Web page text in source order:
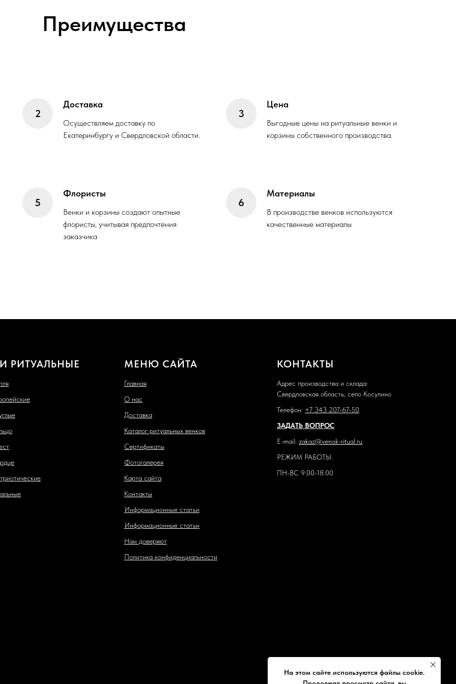
На этом сайте используются файлы cookie.
Преимущества
Доставка
Осуществляем доставку по
Екатеринбургу и Свердловской области.
Цена
Выгодные цены на ритуальные венки и
корзины собственного производства.
Флористы
Венки и корзины создают опытные
флористы, учитывая предпочтения
заказчика
Материалы
В производстве венков используются
качественные материалы
РИТУАЛЬНЫЕ МЕНЮ САЙТА
Главная
О нас
Доставка
Каталог ритуальных венков
Сертификаты
Фотогалерея
Карта сайта
Контакты
Информационные статьи
Информационные статьи
Нам доверяют
Политика конфиденциальности
КОНТАКТЫ
Адрес производства и склада:
Свердловская область, село Косулино
Телефон: +7 343 207-67-50
ЗАДАТЬ ВОПРОС
E-mail: zakaz@venok-ritual.ru
РЕЖИМ РАБОТЫ:
ПН-ВС 9:00-18:00